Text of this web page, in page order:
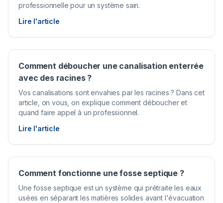
professionnelle pour un système sain.
Lire l'article
Comment déboucher une canalisation enterrée
avec des racines ?
Vos canalisations sont envahies par les racines ? Dans cet
article, on vous, on explique comment déboucher et
quand faire appel à un professionnel.
Lire l'article
Comment fonctionne une fosse septique ?
Une fosse septique est un système qui prétraite les eaux
usées en séparant les matières solides avant l'évacuation